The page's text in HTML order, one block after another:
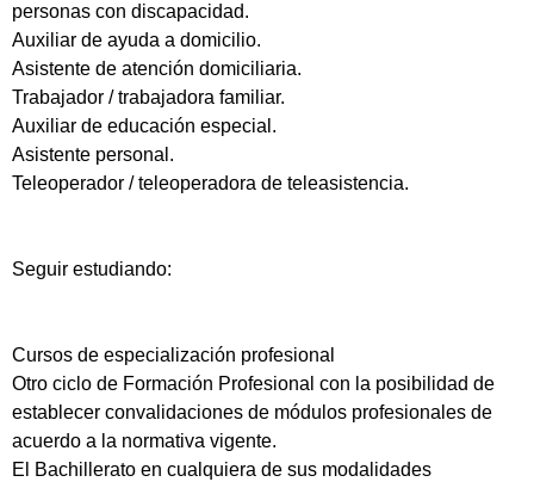
personas con discapacidad.
Auxiliar de ayuda a domicilio.
Asistente de atención domiciliaria.
Trabajador / trabajadora familiar.
Auxiliar de educación especial.
Asistente personal.
Teleoperador / teleoperadora de teleasistencia.
Seguir estudiando:
Cursos de especialización profesional
Otro ciclo de Formación Profesional con la posibilidad de
establecer convalidaciones de módulos profesionales de
acuerdo a la normativa vigente.
El Bachillerato en cualquiera de sus modalidades